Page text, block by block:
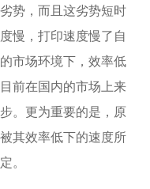
势，而且这劣势短时
慢，打印速度慢了自
市场环境下，效率低
前在国内的市场上来
。更为重要的是，原
其效率低下的速度所
。